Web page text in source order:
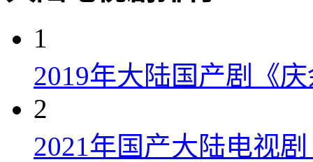
1
2019年大陆国产剧《
2
2021年国产大陆电视